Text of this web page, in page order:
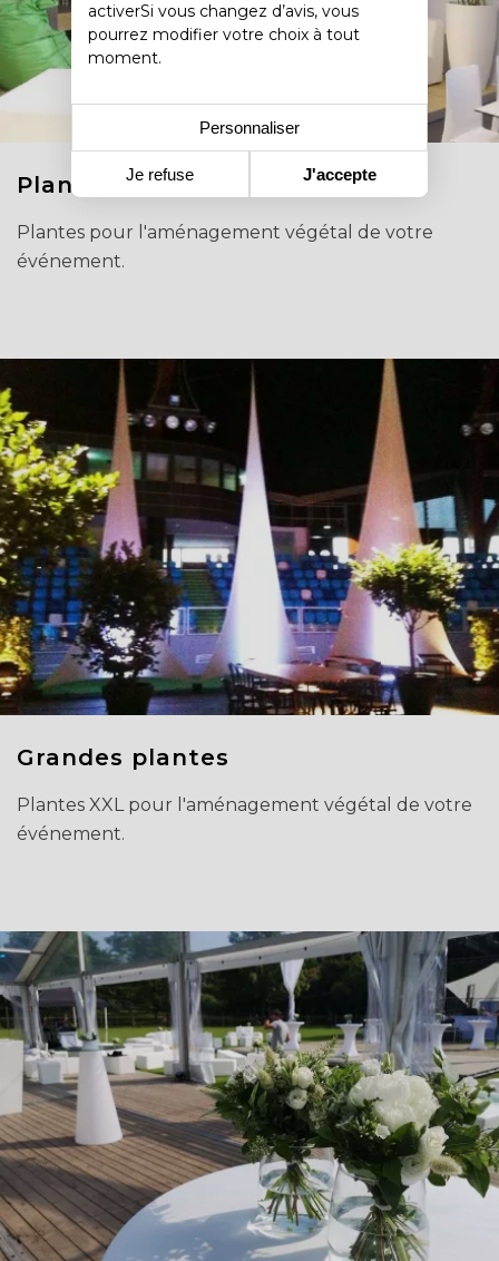
Plantes
Plantes pour l'aménagement végétal de votre
événement.
Grandes plantes
Plantes XXL pour l'aménagement végétal de votre
événement.
activerSi vous changez d’avis, vous
pourrez modifier votre choix à tout
moment.
Je refuse
Personnaliser
J'accepte